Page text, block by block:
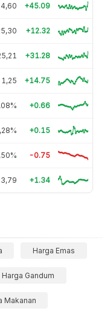
4,60 +45.09
+12.32
+31.28
1,25 +14.75
+0.66
+0.15
-0.75
+1.34
Harga Emas
Harga Gandum
Makanan